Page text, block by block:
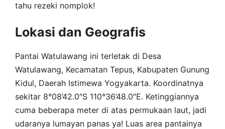
tahu rezeki nomplok!
Lokasi dan Geografis
Pantai Watulawang ini terletak di Desa
Watulawang, Kecamatan Tepus, Kabupaten Gunung
Kidul, Daerah Istimewa Yogyakarta. Koordinatnya
sekitar 8°08’42.0″S 110°36’48.0″E. Ketinggiannya
cuma beberapa meter di atas permukaan laut, jadi
udaranya lumayan panas ya! Luas area pantainya